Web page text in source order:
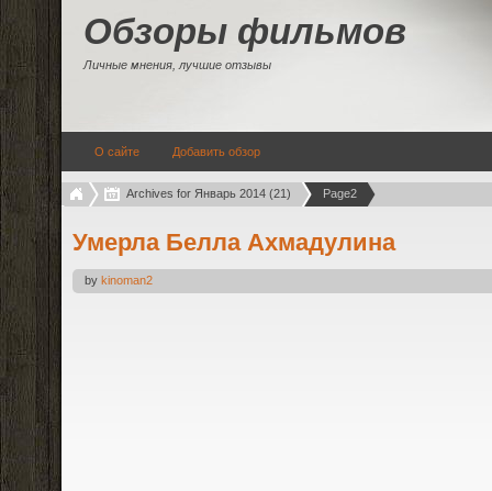
Обзоры фильмов
Личные мнения, лучшие отзывы
О сайте Добавить обзор
Archives for Январь 2014 (21) Page2
Умерла Белла Ахмадулина
by kinoman2